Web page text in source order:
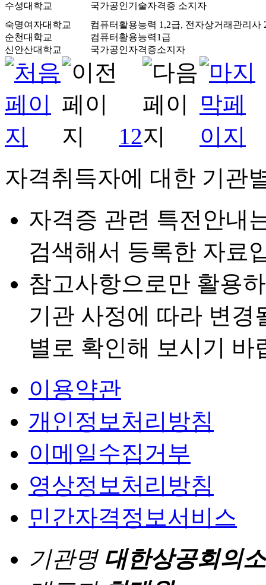
수성대학교
국가공인기술자격증 소지자
숙명여자대학교
컴퓨터활용능력 1,2급, 전자상거래관리사
순천대학교
컴퓨터활용능력1급
신안산대학교
국가공인자격증소지자
12
자격취득자에 대한 기관
자격증 관련 특전안내
검색해서 등록한 자료
참고사항으로만 활용
기관 사정에 따라 변경
별로 확인해 보시기 바
이용약관
개인정보처리방침
이메일수집거부
영상정보처리방침
민간자격정보서비스
기관명 대한상공회의소